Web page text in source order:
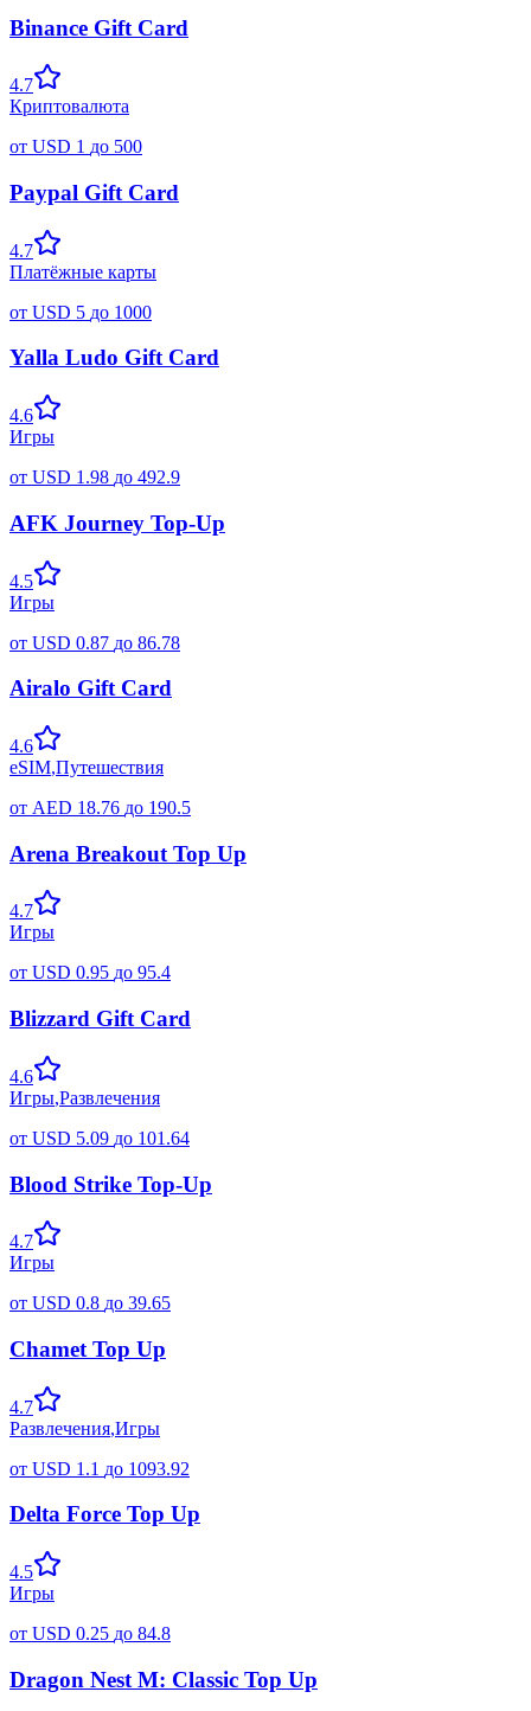
Binance Gift Card
4.7
Криптовалюта
от USD 1 до 500
Paypal Gift Card
4.7
Платёжные карты
от USD 5 до 1000
Yalla Ludo Gift Card
4.6
Игры
от USD 1.98 до 492.9
AFK Journey Top-Up
4.5
Игры
от USD 0.87 до 86.78
Airalo Gift Card
4.6
eSIM,Путешествия
от AED 18.76 до 190.5
Arena Breakout Top Up
4.7
Игры
от USD 0.95 до 95.4
Blizzard Gift Card
4.6
Игры,Развлечения
от USD 5.09 до 101.64
Blood Strike Top-Up
4.7
Игры
от USD 0.8 до 39.65
Chamet Top Up
4.7
Развлечения,Игры
от USD 1.1 до 1093.92
Delta Force Top Up
4.5
Игры
от USD 0.25 до 84.8
Dragon Nest M: Classic Top Up